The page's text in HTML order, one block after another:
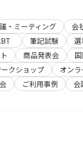
・ミーティング 会
筆記試験 選
商品発表会
ークショップ オン
ご利用事例 会